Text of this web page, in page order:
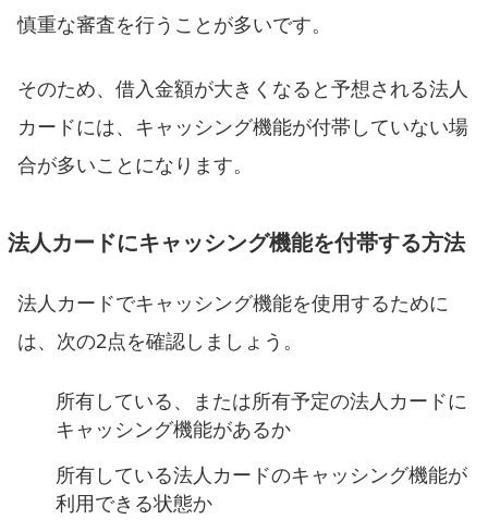
慎重な審査を行うことが多いです。
そのため、借入金額が大きくなると予想される法人
カードには、キャッシング機能が付帯していない場
合が多いことになります。
法人カードにキャッシング機能を付帯する方法
法人カードでキャッシング機能を使用するために
は、次の2点を確認しましょう。
所有している、または所有予定の法人カードに
キャッシング機能があるか
所有している法人カードのキャッシング機能が
利用できる状態か